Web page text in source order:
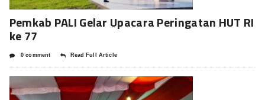
Pemkab PALI Gelar Upacara Peringatan HUT RI
ke 77
0 comment Read Full Article